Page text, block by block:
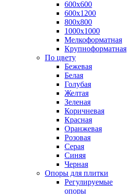
600х600
600х1200
800х800
1000х1000
Мелкоформатная
Крупноформатная
По цвету
Бежевая
Белая
Голубая
Желтая
Зеленая
Коричневая
Красная
Оранжевая
Розовая
Серая
Синяя
Черная
Опоры для плитки
Регулируемые
опоры